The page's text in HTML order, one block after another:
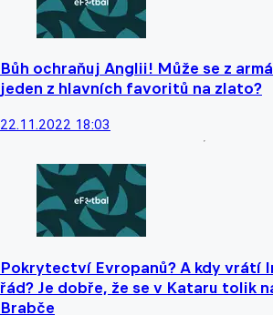
Bůh ochraňuj Anglii! Může se z
jeden z hlavních favoritů na zlato?
22.11.2022 18:03
Pokrytectví Evropanů? A kdy vrátí
řád? Je dobře, že se v Kataru tolik
Brabče